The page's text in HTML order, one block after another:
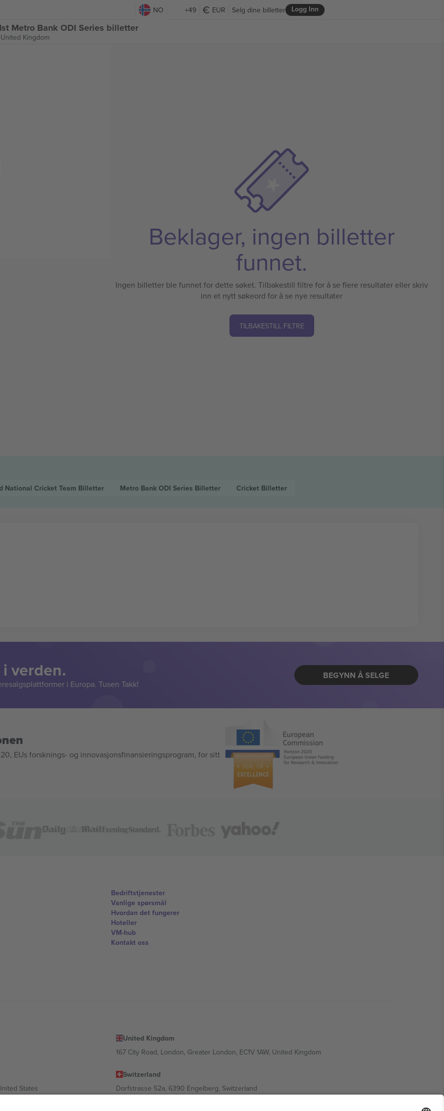
NO +49 EUR Logg Inn
Selg dine billetter
Metro Bank ODI Series billetter
Kingdom
Beklager, ingen billetter
funnet.
Ingen billetter ble funnet for dette søket. Tilbakestill filtre for å se flere resultater eller skriv
inn et nytt søkeord for å se nye resultater
TILBAKESTILL FILTRE
National Cricket Team Billetter Metro Bank ODI Series Billetter Cricket Billetter
verden.
i Europa. Tusen Takk!
BEGYNN Å SELGE
EUs forsknings- og innovasjonsfinansieringsprogram, for sitt
Bedriftstjenester
Vanlige spørsmål
Hvordan det fungerer
Hoteller
VM-hub
Kontakt oss
United Kingdom
167 City Road, London, Greater London, EC1V 1AW, United Kingdom
States
Switzerland
Dorfstrasse 52a, 6390 Engelberg, Switzerland